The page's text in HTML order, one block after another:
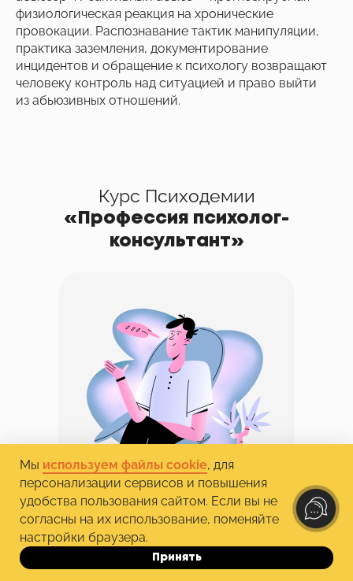
физиологическая реакция на хронические
провокации. Распознавание тактик манипуляции,
практика заземления, документирование
инцидентов и обращение к психологу возвращают
человеку контроль над ситуацией и право выйти
из абьюзивных отношений.
Курс Психодемии
«Профессия психолог-
консультант»
Основы психологии и консультирования
Профессия Новичкам
Мы используем файлы cookie, для
персонализации сервисов и повышения
удобства пользования сайтом. Если вы не
согласны на их использование, поменяйте
настройки браузера.
Принять
До 10.10